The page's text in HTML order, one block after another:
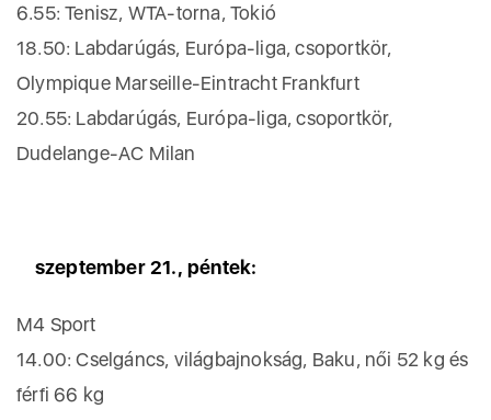
6.55: Tenisz, WTA-torna, Tokió
18.50: Labdarúgás, Európa-liga, csoportkör,
Olympique Marseille-Eintracht Frankfurt
20.55: Labdarúgás, Európa-liga, csoportkör,
Dudelange-AC Milan
szeptember 21., péntek:
M4 Sport
14.00: Cselgáncs, világbajnokság, Baku, női 52 kg és
férfi 66 kg